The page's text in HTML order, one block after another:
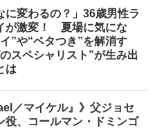
に変わるの？」36歳男性ラ
が激変！ 夏場に気にな
”や“ベタつき”を解消す
スペシャリスト”が生み出
は
／マイケル』》父ジョセ
役、コールマン・ドミンゴ